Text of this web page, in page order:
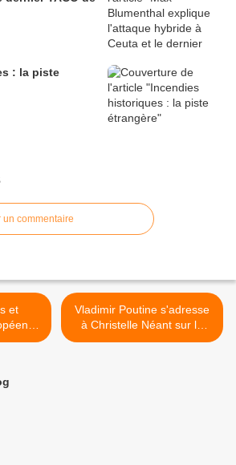
: la piste
un commentaire
Vladimir Poutine s'adresse
à Christelle Néant sur la
propagande des médias